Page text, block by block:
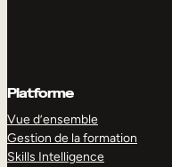
Platforme
Vue d’ensemble
Gestion de la formation
Skills Intelligence